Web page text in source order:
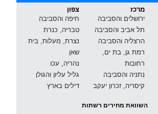
צפון
חיפה והסביבה
טבריה, כנרת
נצרת, מעלות, בית
שאן
נהריה, עכו
גליל עליון והגולן
דילים בארץ
מרכז
ירושלים והסביבה
תל אביב והסביבה
הרצליה והסביבה
רמת גן, בת ים,
רחובות
נתניה והסביבה
קיסריה, זכרון יעקב
השוואת מחירים רשתות